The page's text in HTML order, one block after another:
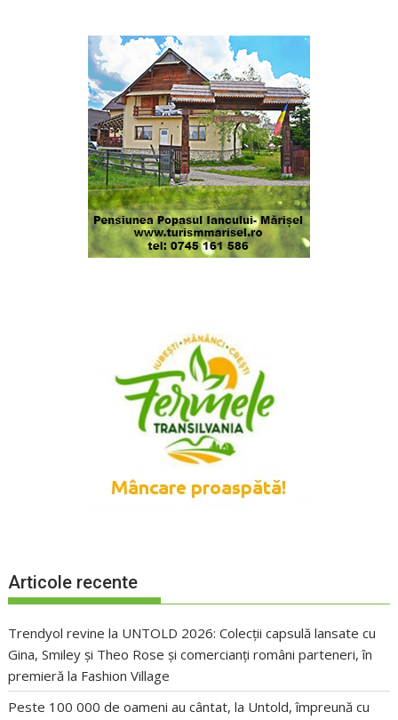
Articole recente
Trendyol revine la UNTOLD 2026: Colecții capsulă lansate cu
Gina, Smiley și Theo Rose și comercianți români parteneri, în
premieră la Fashion Village
Peste 100 000 de oameni au cântat, la Untold, împreună cu